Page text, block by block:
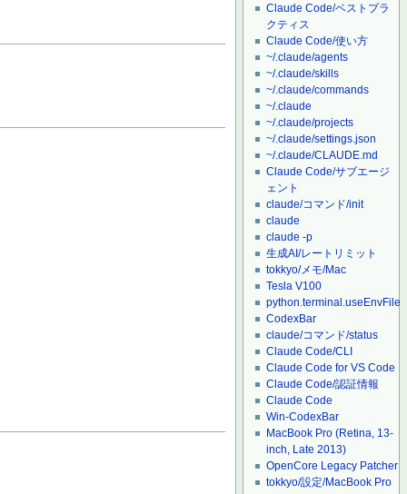
Claude Code/ベストプラ
クティス
Claude Code/使い方
~/.claude/agents
~/.claude/skills
~/.claude/commands
~/.claude
~/.claude/projects
~/.claude/settings.json
~/.claude/CLAUDE.md
Claude Code/サブエージ
ェント
claude/コマンド/init
claude
claude -p
生成AI/レートリミット
tokkyo/メモ/Mac
Tesla V100
python.terminal.useEnvFile
CodexBar
claude/コマンド/status
Claude Code/CLI
Claude Code for VS Code
Claude Code/認証情報
Claude Code
Win-CodexBar
MacBook Pro (Retina, 13-
inch, Late 2013)
OpenCore Legacy Patcher
tokkyo/設定/MacBook Pro